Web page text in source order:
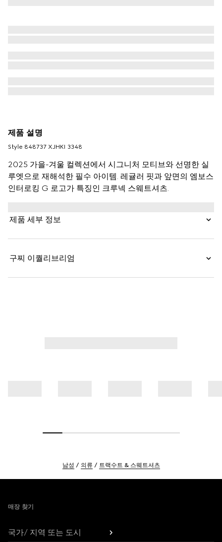
제품 설명
Style ‎848737 XJHKI 3348
2025 가을-겨울 컬렉션에서 시그니처 모티브와 선명한 실
루엣으로 재해석한 필수 아이템. 레귤러 핏과 앞면의 엠보스
인터로킹 G 로고가 특징인 크루넥 스웨트셔츠.
제품 세부 정보
구찌 이퀄리브리엄
남성 의류 트랙수트 & 스웨트셔츠
매장 찾기
국가/ 지역 또는 도시